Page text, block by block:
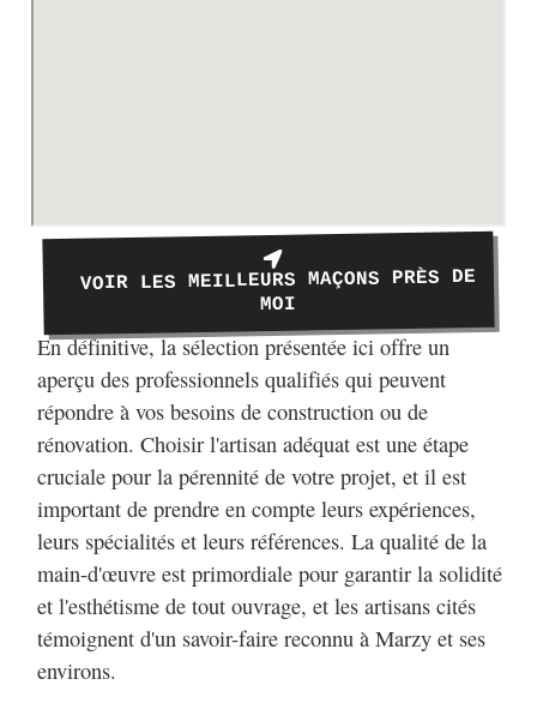
VOIR LES MEILLEURS MAÇONS PRÈS DE
MOI
En définitive, la sélection présentée ici offre un
aperçu des professionnels qualifiés qui peuvent
répondre à vos besoins de construction ou de
rénovation. Choisir l'artisan adéquat est une étape
cruciale pour la pérennité de votre projet, et il est
important de prendre en compte leurs expériences,
leurs spécialités et leurs références. La qualité de la
main-d'œuvre est primordiale pour garantir la solidité
et l'esthétisme de tout ouvrage, et les artisans cités
témoignent d'un savoir-faire reconnu à Marzy et ses
environs.